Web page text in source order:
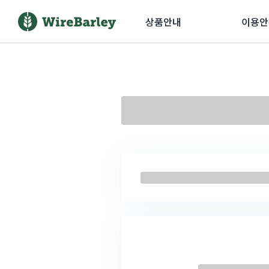
상품안내 이용